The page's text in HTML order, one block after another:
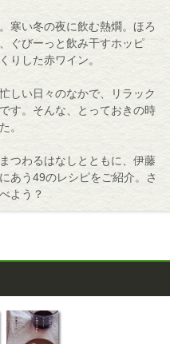
寒い冬の夜に飲む熱燗。ほろ
ぐびーっと飲み干すホッピ
りした赤ワイン。
しい日々のなかで、リラック
す。そんな、とっておきの時
。
つわるはなしとともに、伊藤
あう49のレシピをご紹介。さ
よう？